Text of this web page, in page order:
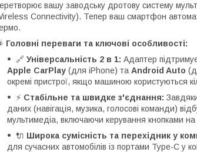
вашу заводську дротову систему
Connectivity). Тепер ваш смартфон
Головні переваги та ключові особливості:
🔗 Універсальність 2 в 1: Адаптер
Apple CarPlay (для iPhone) та Android Auto
окремі пристрої, якщо машиною користуються
⚡ Стабільне та швидке з'єднання:
даних (навігація, музика, голосові команди)
мультимедіа, включаючи керування кнопками на
🔌 Широка сумісність та перехідник у
для сучасних автомобілів із портами Type-C у